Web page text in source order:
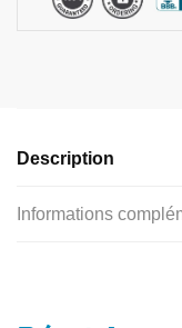
Description
Informations